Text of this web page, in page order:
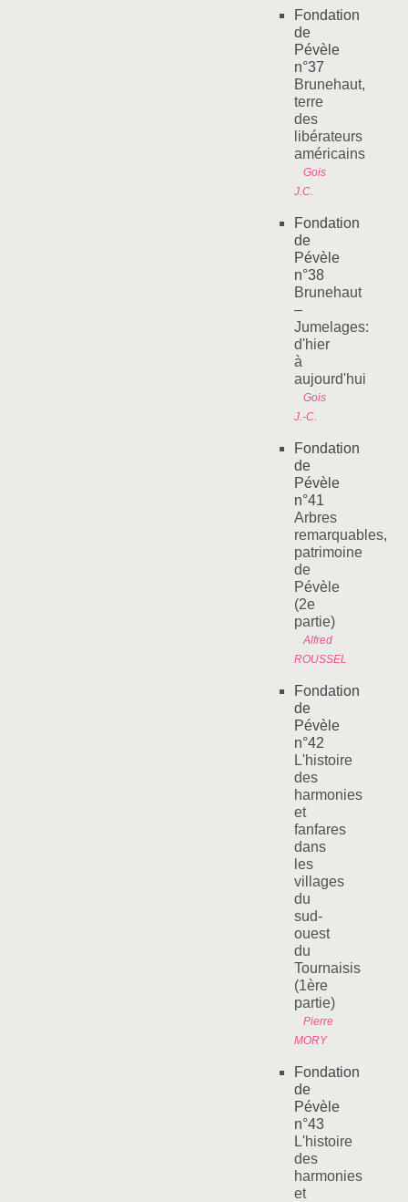
Fondation
de
Pévèle
n°37
Brunehaut,
terre
des
libérateurs
américains
Gois
J.C.
Fondation
de
Pévèle
n°38
Brunehaut
–
Jumelages:
d'hier
à
aujourd'hui
Gois
J.-C.
Fondation
de
Pévèle
n°41
Arbres
remarquables,
patrimoine
de
Pévèle
(2e
partie)
Alfred
ROUSSEL
Fondation
de
Pévèle
n°42
L'histoire
des
harmonies
et
fanfares
dans
les
villages
du
sud-
ouest
du
Tournaisis
(1ère
partie)
Pierre
MORY
Fondation
de
Pévèle
n°43
L'histoire
des
harmonies
et